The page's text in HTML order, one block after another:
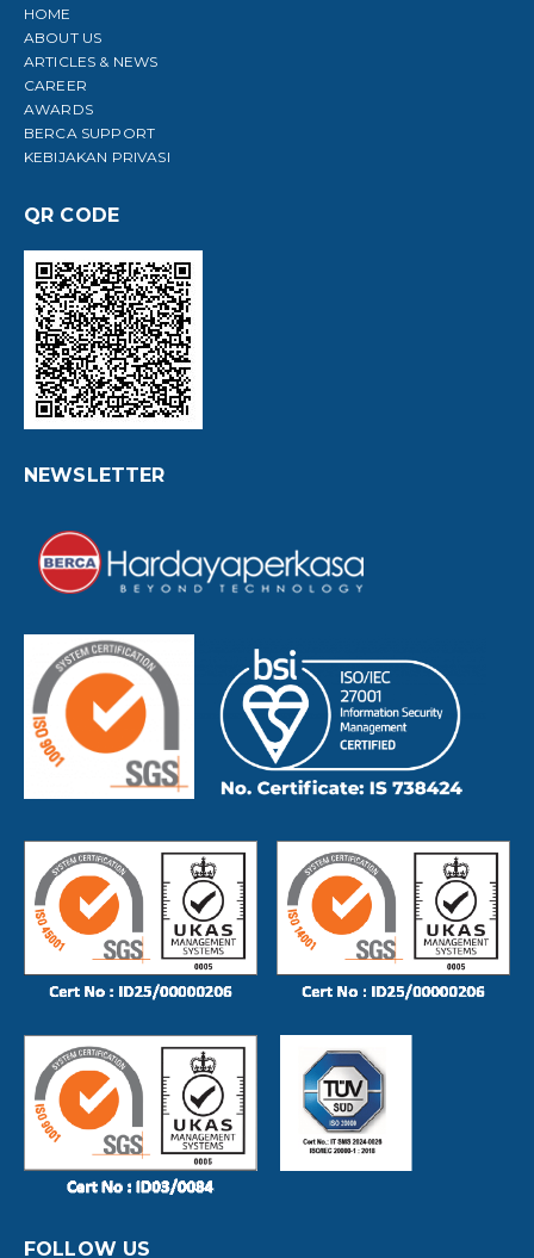
HOME
ABOUT US
ARTICLES & NEWS
CAREER
AWARDS
BERCA SUPPORT
KEBIJAKAN PRIVASI
QR CODE
NEWSLETTER
FOLLOW US